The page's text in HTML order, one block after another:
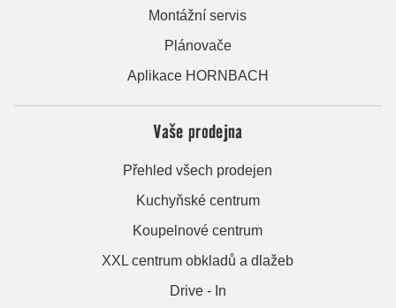
Montážní servis
Plánovače
Aplikace HORNBACH
Vaše prodejna
Přehled všech prodejen
Kuchyňské centrum
Koupelnové centrum
XXL centrum obkladů a dlažeb
Drive - In